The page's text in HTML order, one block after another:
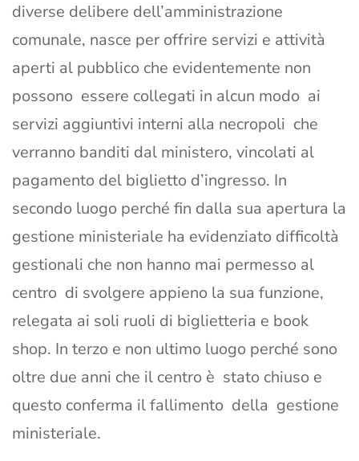
diverse delibere dell’amministrazione
comunale, nasce per offrire servizi e attività
aperti al pubblico che evidentemente non
possono essere collegati in alcun modo ai
servizi aggiuntivi interni alla necropoli che
verranno banditi dal ministero, vincolati al
pagamento del biglietto d’ingresso. In
secondo luogo perché fin dalla sua apertura la
gestione ministeriale ha evidenziato difficoltà
gestionali che non hanno mai permesso al
centro di svolgere appieno la sua funzione,
relegata ai soli ruoli di biglietteria e book
shop. In terzo e non ultimo luogo perché sono
oltre due anni che il centro è stato chiuso e
questo conferma il fallimento della gestione
ministeriale.